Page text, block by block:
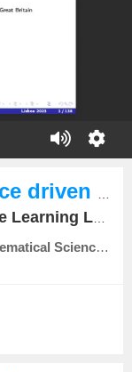
Lecture Series
Yang-Hui He, London Institute for Mathematical Sciences & Merton College, Oxford University